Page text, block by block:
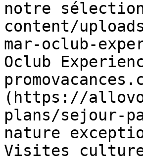
notre
content/
mar-oclub-
Oclub
(https://
plans/sejour-
nature
Visites